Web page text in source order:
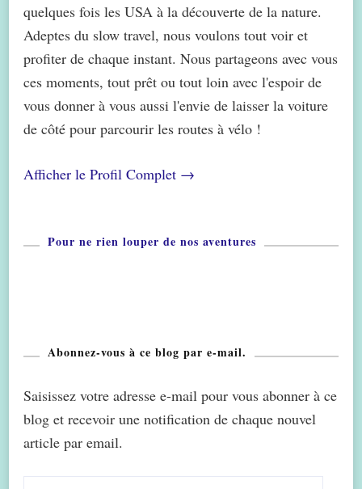
quelques fois les USA à la découverte de la nature.
Adeptes du slow travel, nous voulons tout voir et
profiter de chaque instant. Nous partageons avec vous
ces moments, tout prêt ou tout loin avec l'espoir de
vous donner à vous aussi l'envie de laisser la voiture
de côté pour parcourir les routes à vélo !
Afficher le Profil Complet →
Pour ne rien louper de nos aventures
Abonnez-vous à ce blog par e-mail.
Saisissez votre adresse e-mail pour vous abonner à ce
blog et recevoir une notification de chaque nouvel
article par email.